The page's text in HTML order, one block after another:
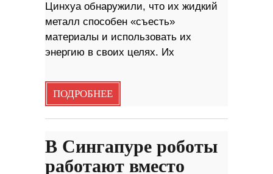
Цинхуа обнаружили, что их жидкий
металл способен «съесть»
материалы и использовать их
энергию в своих целях. Их
ПОДРОБНЕЕ
В Сингапуре роботы
работают вместо